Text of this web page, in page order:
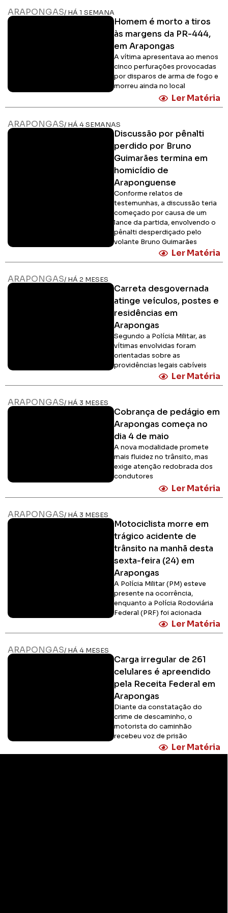
ARAPONGAS/ HÁ 1 SEMANA
Homem é morto a tiros
às margens da PR-444,
em Arapongas
A vítima apresentava ao menos
cinco perfurações provocadas
por disparos de arma de fogo e
morreu ainda no local
Ler Matéria
ARAPONGAS/ HÁ 4 SEMANAS
Discussão por pênalti
perdido por Bruno
Guimarães termina em
homicídio de
Araponguense
Conforme relatos de
testemunhas, a discussão teria
começado por causa de um
lance da partida, envolvendo o
pênalti desperdiçado pelo
volante Bruno Guimarães
Ler Matéria
ARAPONGAS/ HÁ 2 MESES
Carreta desgovernada
atinge veículos, postes e
residências em
Arapongas
Segundo a Polícia Militar, as
vítimas envolvidas foram
orientadas sobre as
providências legais cabíveis
Ler Matéria
ARAPONGAS/ HÁ 3 MESES
Cobrança de pedágio em
Arapongas começa no
dia 4 de maio
A nova modalidade promete
mais fluidez no trânsito, mas
exige atenção redobrada dos
condutores
Ler Matéria
ARAPONGAS/ HÁ 3 MESES
Motociclista morre em
trágico acidente de
trânsito na manhã desta
sexta-feira (24) em
Arapongas
A Polícia Militar (PM) esteve
presente na ocorrência,
enquanto a Polícia Rodoviária
Federal (PRF) foi acionada
Ler Matéria
ARAPONGAS/ HÁ 4 MESES
Carga irregular de 261
celulares é apreendido
pela Receita Federal em
Arapongas
Diante da constatação do
crime de descaminho, o
motorista do caminhão
recebeu voz de prisão
Ler Matéria